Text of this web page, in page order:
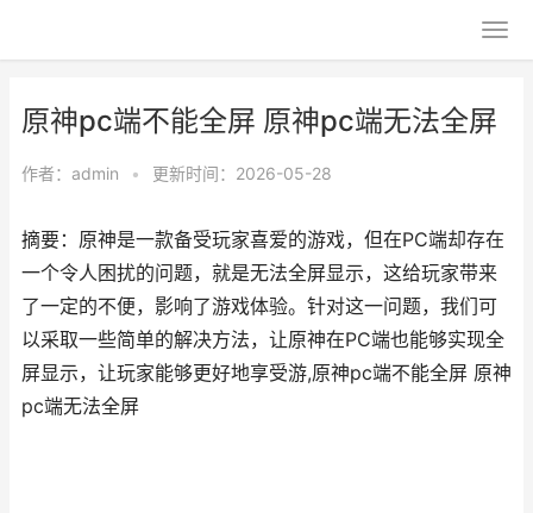
原神pc端不能全屏 原神pc端无法全屏
作者： admin • 更新时间：2026-05-28
摘要：原神是一款备受玩家喜爱的游戏，但在PC端却存在
一个令人困扰的问题，就是无法全屏显示，这给玩家带来
了一定的不便，影响了游戏体验。针对这一问题，我们可
以采取一些简单的解决方法，让原神在PC端也能够实现全
屏显示，让玩家能够更好地享受游,原神pc端不能全屏 原神
pc端无法全屏